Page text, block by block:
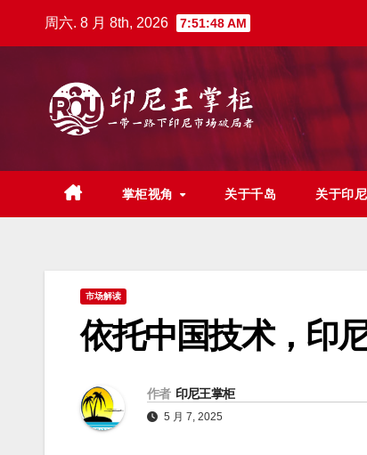
周六. 8 月 8th, 2026 7:51:50 AM
掌柜视角 关于千岛 关于印尼
市场解读
依托中国技术，印
作者 印尼王掌柜
5 月 7, 2025